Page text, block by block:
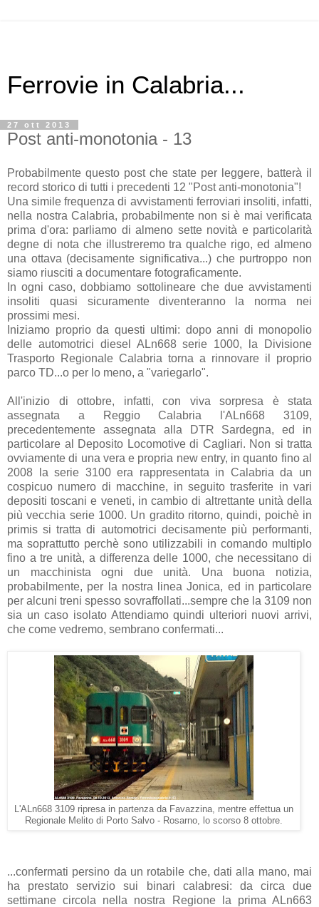
Ferrovie in Calabria...
27 ott 2013
Post anti-monotonia - 13
Probabilmente questo post che state per leggere, batterà il
record storico di tutti i precedenti 12 "Post anti-monotonia"!
Una simile frequenza di avvistamenti ferroviari insoliti, infatti,
nella nostra Calabria, probabilmente non si è mai verificata
prima d'ora: parliamo di almeno sette novità e particolarità
degne di nota che illustreremo tra qualche rigo, ed almeno
una ottava (decisamente significativa...) che purtroppo non
siamo riusciti a documentare fotograficamente.
In ogni caso, dobbiamo sottolineare che due avvistamenti
insoliti quasi sicuramente diventeranno la norma nei
prossimi mesi.
Iniziamo proprio da questi ultimi: dopo anni di monopolio
delle automotrici diesel ALn668 serie 1000, la Divisione
Trasporto Regionale Calabria torna a rinnovare il proprio
parco TD...o per lo meno, a "variegarlo".
All'inizio di ottobre, infatti, con viva sorpresa è stata
assegnata a Reggio Calabria l'ALn668 3109,
precedentemente assegnata alla DTR Sardegna, ed in
particolare al Deposito Locomotive di Cagliari. Non si tratta
ovviamente di una vera e propria new entry, in quanto fino al
2008 la serie 3100 era rappresentata in Calabria da un
cospicuo numero di macchine, in seguito trasferite in vari
depositi toscani e veneti, in cambio di altrettante unità della
più vecchia serie 1000. Un gradito ritorno, quindi, poichè in
primis si tratta di automotrici decisamente più performanti,
ma soprattutto perchè sono utilizzabili in comando multiplo
fino a tre unità, a differenza delle 1000, che necessitano di
un macchinista ogni due unità. Una buona notizia,
probabilmente, per la nostra linea Jonica, ed in particolare
per alcuni treni spesso sovraffollati...sempre che la 3109 non
sia un caso isolato Attendiamo quindi ulteriori nuovi arrivi,
che come vedremo, sembrano confermati...
L'ALn668 3109 ripresa in partenza da Favazzina, mentre effettua un
Regionale Melito di Porto Salvo - Rosarno, lo scorso 8 ottobre.
...confermati persino da un rotabile che, dati alla mano, mai
ha prestato servizio sui binari calabresi: da circa due
settimane circola nella nostra Regione la prima ALn663